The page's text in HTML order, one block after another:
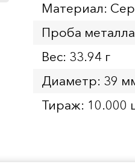
Материал:
Проба
Вес: 33.94 г
Диаметр: 39
Тираж: 10.000